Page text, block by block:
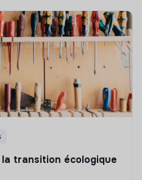
transition écologique